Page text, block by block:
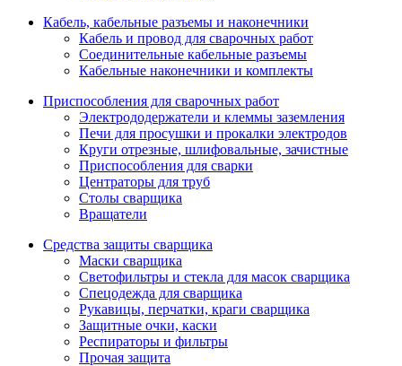
Кабель, кабельные разъемы и наконечники
Кабель и провод для сварочных работ
Соединительные кабельные разъемы
Кабельные наконечники и комплекты
Приспособления для сварочных работ
Электрододержатели и клеммы заземления
Печи для просушки и прокалки электродов
Круги отрезные, шлифовальные, зачистные
Приспособления для сварки
Центраторы для труб
Столы сварщика
Вращатели
Средства защиты сварщика
Маски сварщика
Светофильтры и стекла для масок сварщика
Спецодежда для сварщика
Рукавицы, перчатки, краги сварщика
Защитные очки, каски
Респираторы и фильтры
Прочая защита